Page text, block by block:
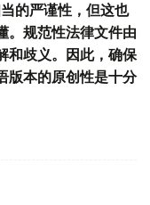
的严谨性，但这也
。规范性法律文件由
和歧义。因此，确保
版本的原创性是十分